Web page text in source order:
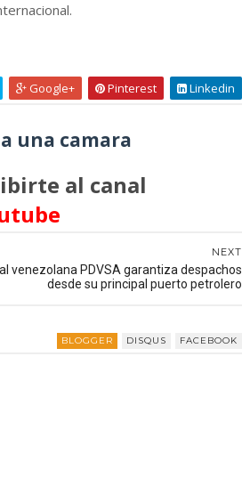
Google+ Pinterest Linkedin
una camara
al canal
NEXT
venezolana PDVSA garantiza despachos
desde su principal puerto petrolero
BLOGGER DISQUS FACEBOOK